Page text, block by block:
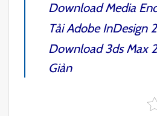
DownloadMedia
TảiAdobe InDesign
Download3ds Max
Giản